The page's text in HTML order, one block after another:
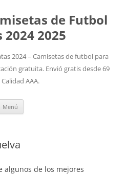
de Futbol
2025
2024 – Camisetas de futbol para
gratuita. Envió gratis desde 69
AAA.
Menú
algunos de los mejores